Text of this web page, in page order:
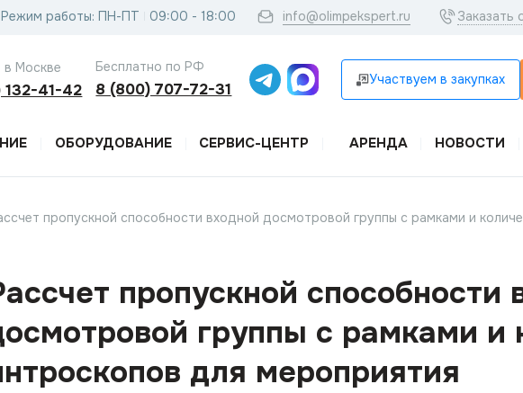
Режим работы: ПН-ПТ 09:00 - 18:00 info@olimpekspert.ru Заказать
Москве
132-41-42
Бесплатно по РФ
8 (800) 707-72-31
Участвуем в закупках
ОБОРУДОВАНИЕ СЕРВИС-ЦЕНТР АРЕНДА НОВОСТИ
пропускной способности входной досмотровой группы с рамками и
пропускной способности
группы с рамками и
для мероприятия